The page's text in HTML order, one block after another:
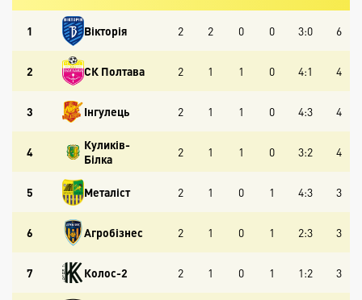
1 Вікторія 2 2 0 0 3:0 6
2 СК Полтава 2 1 1 0 4:1 4
3 Інгулець 2 1 1 0 4:3 4
4
Куликів-
Білка
2 1 1 0 3:2 4
5 Металіст 2 1 0 1 4:3 3
6 Агробізнес 2 1 0 1 2:3 3
7 Колос-2 2 1 0 1 1:2 3